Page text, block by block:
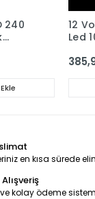
240
12
Led
Led
en kısa sürede
kolay ödeme